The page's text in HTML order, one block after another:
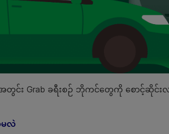
ယာအတွင်း Grab ခရီးစဉ် ဘိုကင်တွေကို စော
မလဲ